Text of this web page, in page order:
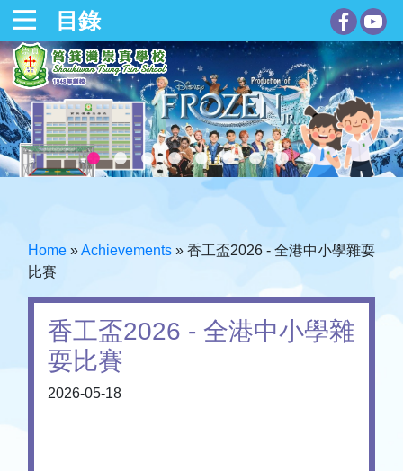
目錄
Home »Achievements » 香工盃2026 - 全港中小學雜耍
比賽
香工盃2026 - 全港中小學雜
耍比賽
2026-05-18